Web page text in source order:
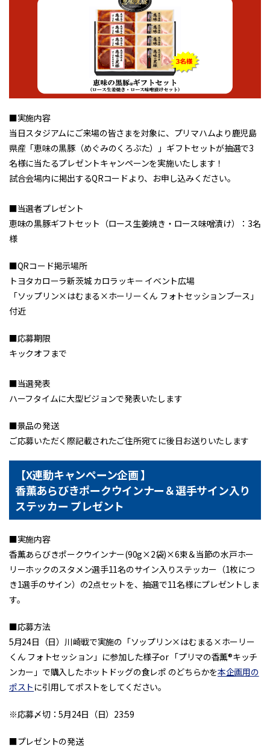
■実施内容
当日スタジアムにご来場の皆さまを対象に、プリマハムより鹿児島
県産「恵味の黒豚（めぐみのくろぶた）」ギフトセットが抽選で3
名様に当たるプレゼントキャンペーンを実施いたします！
試合会場内に掲出するQRコードより、お申し込みください。
■当選者プレゼント
恵味の黒豚ギフトセット（ロース生姜焼き・ロース味噌漬け）：3名
様
■QRコード掲示場所
トヨタカローラ新茨城 カロラッキー イベント広場
「ソップリン×はむまる×ホーリーくん フォトセッションブース」
付近
■応募期限
キックオフまで
■当選発表
ハーフタイムに大型ビジョンで発表いたします
■景品の発送
ご応募いただく際記載されたご住所宛てに後日お送りいたします
【X連動キャンペーン企画 】
香薫あらびきポークウインナー＆選手サイン入り
ステッカー プレゼント
■実施内容
香薫あらびきポークウインナー(90g×2袋)×6束＆当節の水戸ホー
リーホックのスタメン選手11名のサイン入りステッカー（1枚につ
き1選手のサイン）の2点セットを、抽選で11名様にプレゼントしま
す。
■応募方法
5月24日（日）川崎戦で実施の「ソップリン×はむまる×ホーリー
くん フォトセッション」に参加した様子or 「プリマの香薫®キッチ
ンカー」で購入したホットドッグの食レポ のどちらかを本企画用の
ポスト に引用してポストをしてください。
※応募〆切：5月24日（日）23:59
■プレゼントの発送